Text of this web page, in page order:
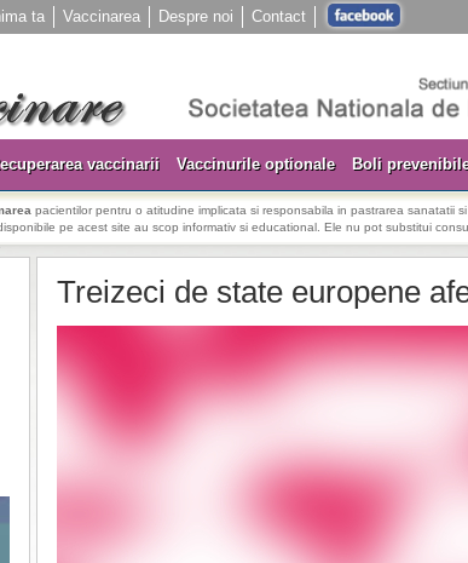
ta Vaccinarea Despre noi Contact
vaccinarii Vaccinurile optionale Boli
pacientilor pentru o atitudine implicata si responsabila in pastrarea sanatatii
pe acest site au scop informativ si educational. Ele nu pot substitui
Treizeci de state europene